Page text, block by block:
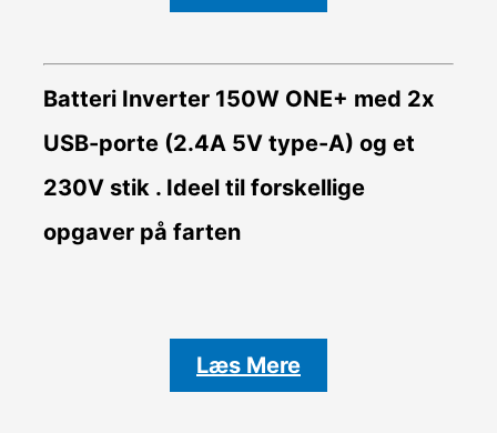
Batteri Inverter150W ONE+ med 2x
USB-porte (2.4A 5V type-A) og et
230V stik . Ideel til forskellige
opgaver på farten
Læs Mere